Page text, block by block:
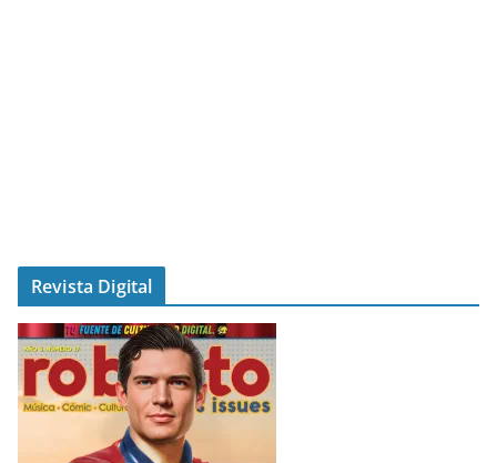
Revista Digital